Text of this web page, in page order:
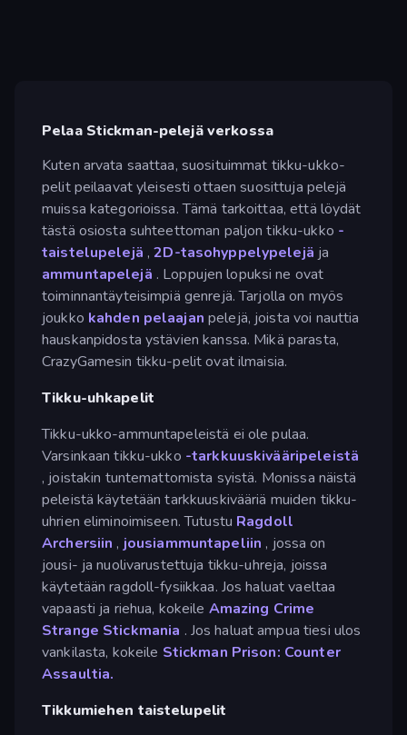
Pelaa Stickman-pelejä verkossa
Kuten arvata saattaa, suosituimmat tikku-ukko-
pelit peilaavat yleisesti ottaen suosittuja pelejä
muissa kategorioissa. Tämä tarkoittaa, että löydät
tästä osiosta suhteettoman paljon tikku-ukko -
taistelupelejä ,2D-tasohyppelypelejä ja
ammuntapelejä . Loppujen lopuksi ne ovat
toiminnantäyteisimpiä genrejä. Tarjolla on myös
joukko kahden pelaajan pelejä, joista voi nauttia
hauskanpidosta ystävien kanssa. Mikä parasta,
CrazyGamesin tikku-pelit ovat ilmaisia.
Tikku-uhkapelit
Tikku-ukko-ammuntapeleistä ei ole pulaa.
Varsinkaan tikku-ukko -tarkkuuskivääripeleistä
, joistakin tuntemattomista syistä. Monissa näistä
peleistä käytetään tarkkuuskivääriä muiden tikku-
uhrien eliminoimiseen. Tutustu Ragdoll
Archersiin , jousiammuntapeliin , jossa on
jousi- ja nuolivarustettuja tikku-uhreja, joissa
käytetään ragdoll-fysiikkaa. Jos haluat vaeltaa
vapaasti ja riehua, kokeile Amazing Crime
Strange Stickmania . Jos haluat ampua tiesi ulos
vankilasta, kokeile Stickman Prison: Counter
Assaultia.
Tikkumiehen taistelupelit